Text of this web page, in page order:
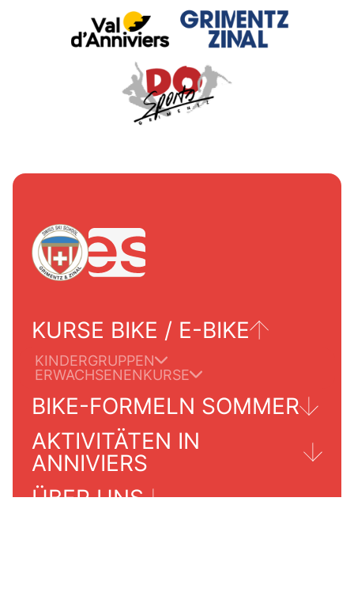
KURSE BIKE / E-BIKE
KINDERGRUPPEN
ERWACHSENENKURSE
BIKE-FORMELN SOMMER
TOUREN FÜR ERWACHSENE
AKTIVITÄTEN IN
ANNIVIERS
GRIMENTZ/ZINAL
ÜBER UNS